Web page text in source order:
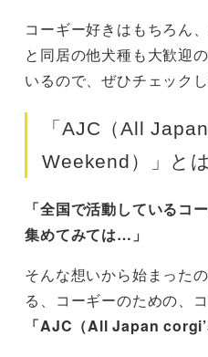
コーギー好きはもちろん
と同居の他犬種も大歓迎
いるので、ぜひチェック
「AJC（All
Weekend）」と
「全国で活動しているコ
集めてみては…」
そんな想いから始まった
る、コーギーのための、
「AJC（All Japan